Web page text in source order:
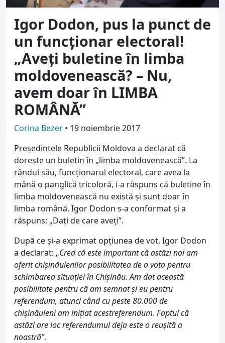
Igor Dodon, pus la punct de
un funcționar electoral!
„Aveți buletine în limba
moldovenească? – Nu,
avem doar în LIMBA
ROMÂNĂ”
Corina Bezer • 19 noiembrie 2017
Președintele Republicii Moldova a declarat că
dorește un buletin în „limba moldovenească”. La
rândul său, funcționarul electoral, care avea la
mână o panglică tricoloră, i-a răspuns că buletine în
limba moldovenească nu există și sunt doar în
limba română. Igor Dodon s-a conformat și a
răspuns: „Dați de care aveți”.
După ce și-a exprimat opțiunea de vot, Igor Dodon
a declarat: „Cred că este important că astăzi noi am
oferit chișinăuienilor posibilitatea de a vota pentru
schimbarea situației în Chișinău. Am dat această
posibilitate pentru că am semnat și eu pentru
referendum, atunci când cu peste 80.000 de
chișinăuieni am inițiat acestreferendum. Faptul că
astăzi are loc referendumul deja este o reușită a
noastră”.